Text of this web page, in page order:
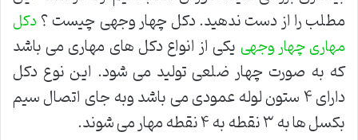
مطلب را از دست ندهید. دکل چهار وجهی چیست ؟دکل
مهاری چهار وجهی یکی از انواع دکل های مهاری می باشد
که به صورت چهار ضلعی تولید می شود. این نوع دکل
دارای ۴ ستون لوله عمودی می باشد وبه جای اتصال سیم
بکسل ها به ۳ نقطه به ۴ نقطه مهار می شوند.